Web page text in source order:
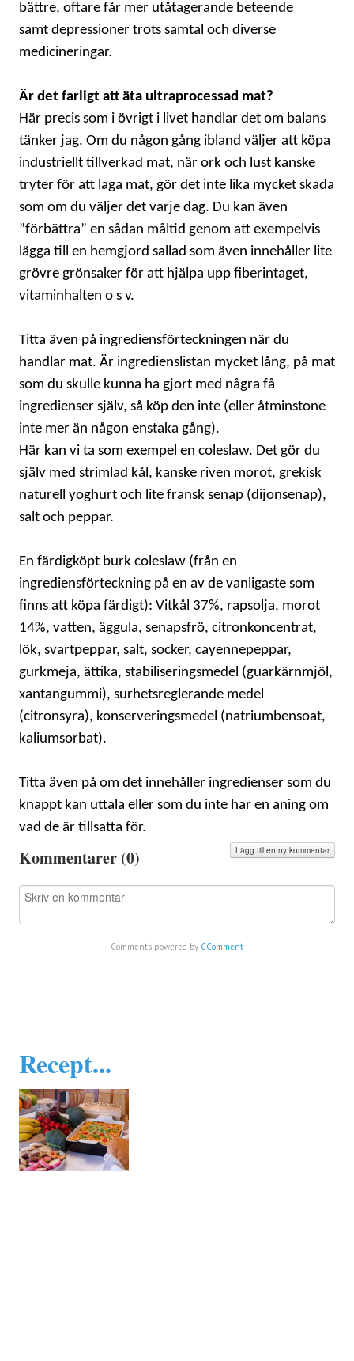
bättre, oftare får mer utåtagerande beteende
samt depressioner trots samtal och diverse
medicineringar.
Är det farligt att äta ultraprocessad mat?
Här precis som i övrigt i livet handlar det om balans
tänker jag. Om du någon gång ibland väljer att köpa
industriellt tillverkad mat, när ork och lust kanske
tryter för att laga mat, gör det inte lika mycket skada
som om du väljer det varje dag. Du kan även
”förbättra” en sådan måltid genom att exempelvis
lägga till en hemgjord sallad som även innehåller lite
grövre grönsaker för att hjälpa upp fiberintaget,
vitaminhalten o s v.
Titta även på ingrediensförteckningen när du
handlar mat. Är ingredienslistan mycket lång, på mat
som du skulle kunna ha gjort med några få
ingredienser själv, så köp den inte (eller åtminstone
inte mer än någon enstaka gång).
Här kan vi ta som exempel en coleslaw. Det gör du
själv med strimlad kål, kanske riven morot, grekisk
naturell yoghurt och lite fransk senap (dijonsenap),
salt och peppar.
En färdigköpt burk coleslaw (från en
ingrediensförteckning på en av de vanligaste som
finns att köpa färdigt): Vitkål 37%, rapsolja, morot
14%, vatten, äggula, senapsfrö, citronkoncentrat,
lök, svartpeppar, salt, socker, cayennepeppar,
gurkmeja, ättika, stabiliseringsmedel (guarkärnmjöl,
xantangummi), surhetsreglerande medel
(citronsyra), konserveringsmedel (natriumbensoat,
kaliumsorbat).
Titta även på om det innehåller ingredienser som du
knappt kan uttala eller som du inte har en aning om
vad de är tillsatta för.
Kommentarer (0) Lägg till en ny kommentar
Comments powered by CComment
Recept...